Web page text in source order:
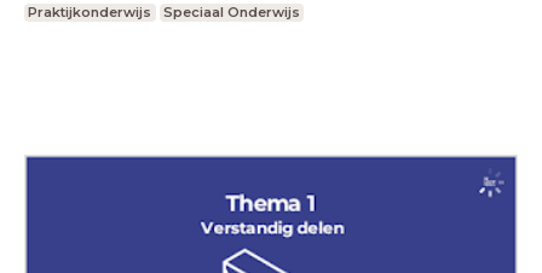
Praktijkonderwijs
Speciaal Onderwijs